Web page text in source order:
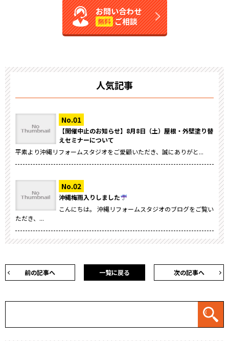
お問い合わせ
無料 ご相談
人気記事
【開催中止のお知らせ】8月8日（土）屋根・外壁塗り替
えセミナーについて
平素より沖縄リフォームスタジオをご愛顧いただき、誠にありがと...
沖縄梅雨入りしました
こんにちは。 沖縄リフォームスタジオのブログをご覧い
ただき、...
前の記事へ 次の記事へ
一覧に戻る